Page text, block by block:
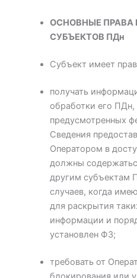
ОСНОВНЫЕ ПРАВА
СУБЪЕКТОВ ПДн
Субъект имеет
получать
обработки его ПДн,
предусмотренных
Сведения
Оператором в
должны
другим субъектам
случаев, когда
для раскрытия
информации и
установлен ФЗ;
требовать от